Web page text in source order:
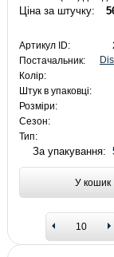
Ціна за штучку:
Артикул ID:
Постачальник:
Колір:
Штук в упаковці:
Розміри:
Сезон:
Тип:
За упакування:
У кошик